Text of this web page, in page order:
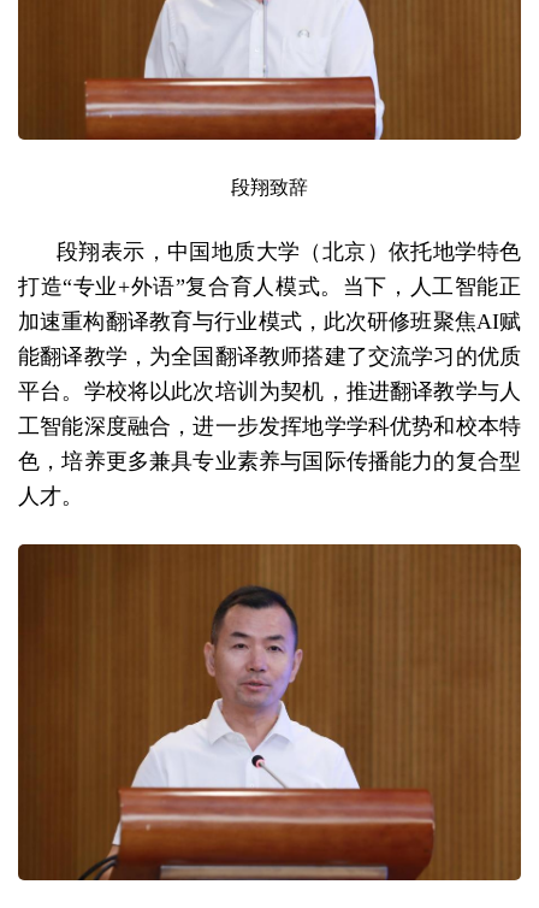
段翔致辞
段翔表示，中国地质大学（北京）依托地学特色
打造“专业+外语”复合育人模式。当下，人工智能正
加速重构翻译教育与行业模式，此次研修班聚焦AI赋
能翻译教学，为全国翻译教师搭建了交流学习的优质
平台。学校将以此次培训为契机，推进翻译教学与人
工智能深度融合，进一步发挥地学学科优势和校本特
色，培养更多兼具专业素养与国际传播能力的复合型
人才。